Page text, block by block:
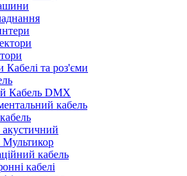
Кабелі та роз'єми
Кабель DMX
кабель
акустичний
Мультикор
кабель
кабелі